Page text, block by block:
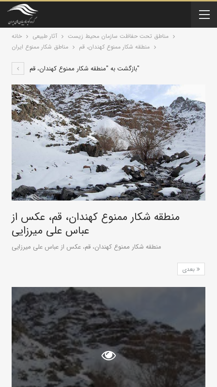
خانه آثار طبیعی
مناطق تحت حفاظت سازمان محیط زیست
مناطق شکار ممنوع ایران
منطقه شکار ممنوع کهندان، قم
بازگشت به "منطقه شکار ممنوع کهندان، قم"
منطقه شکار ممنوع کهندان، قم، عکس از
عباس علی میرزایی
منطقه شکار ممنوع کهندان، قم، عکس از عباس علی میرزایی